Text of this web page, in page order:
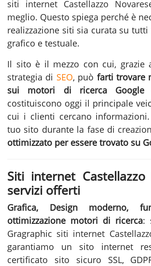
siti internet Castellazzo
meglio. Questo spiega perché è
realizzazione siti sia curata su
grafico e testuale.
Il sito è il mezzo con cui, grazie
strategia di SEO, può farti trovare
sui motori di ricerca Google
costituiscono oggi il principale
cui i clienti cercano
tuo sito durante la fase di
ottimizzato per essere trovato su
Siti internet Castellazzo
servizi offerti
Grafica, Design moderno,
ottimizzazione motori di ricerca:
Gragraphic siti internet
garantiamo un sito internet
certificato sito sicuro SSL,